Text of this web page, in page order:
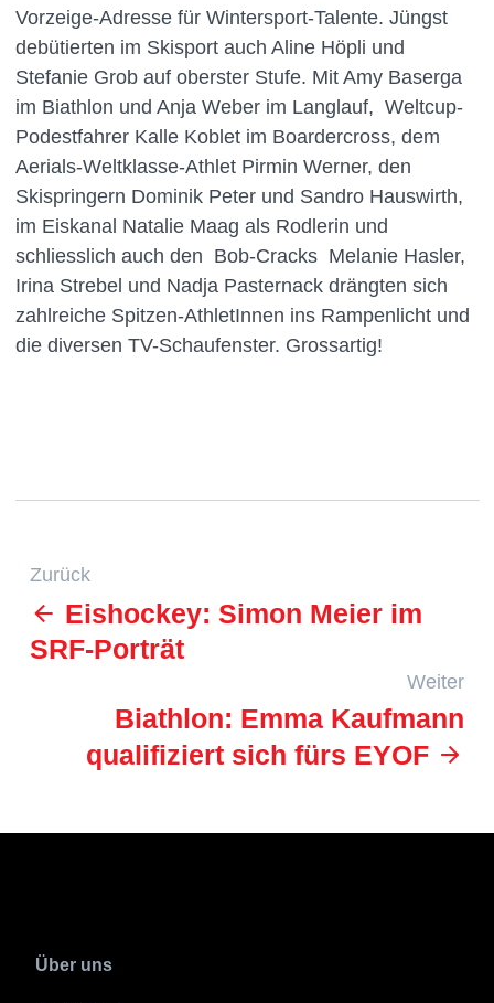
Vorzeige-Adresse für Wintersport-Talente. Jüngst
debütierten im Skisport auch Aline Höpli und
Stefanie Grob auf oberster Stufe. Mit Amy Baserga
im Biathlon und Anja Weber im Langlauf, Weltcup-
Podestfahrer Kalle Koblet im Boardercross, dem
Aerials-Weltklasse-Athlet Pirmin Werner, den
Skispringern Dominik Peter und Sandro Hauswirth,
im Eiskanal Natalie Maag als Rodlerin und
schliesslich auch den Bob-Cracks Melanie Hasler,
Irina Strebel und Nadja Pasternack drängten sich
zahlreiche Spitzen-AthletInnen ins Rampenlicht und
die diversen TV-Schaufenster. Grossartig!
Zurück
Eishockey: Simon Meier im
SRF-Porträt
Weiter
Biathlon: Emma Kaufmann
qualifiziert sich fürs EYOF
Über uns